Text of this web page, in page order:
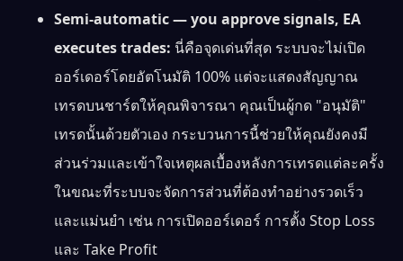
Semi-automatic — you approve signals, EA
executes trades: นี่คือจุดเด่นที่สุด ระบบจะไม่เปิด
ออร์เดอร์โดยอัตโนมัติ 100% แต่จะแสดงสัญญาณ
เทรดบนชาร์ตให้คุณพิจารณา คุณเป็นผู้กด "อนุมัติ"
เทรดนั้นด้วยตัวเอง กระบวนการนี้ช่วยให้คุณยังคงมี
ส่วนร่วมและเข้าใจเหตุผลเบื้องหลังการเทรดแต่ละครั้ง
ในขณะที่ระบบจะจัดการส่วนที่ต้องทำอย่างรวดเร็ว
และแม่นยำ เช่น การเปิดออร์เดอร์ การตั้ง Stop Loss
และ Take Profit